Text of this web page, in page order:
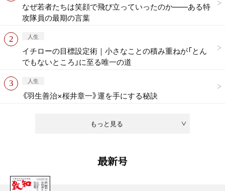
もっと見る
なぜ若者たちは笑顔で飛び立っていったのか——ある特
攻隊員の最期の言葉
人生
イチローの目標設定術｜小さなことの積み重ねが「とん
でもないところ」に至る唯一の道
人生
《羽生善治×桜井章一》運を手にする秘訣
最新号